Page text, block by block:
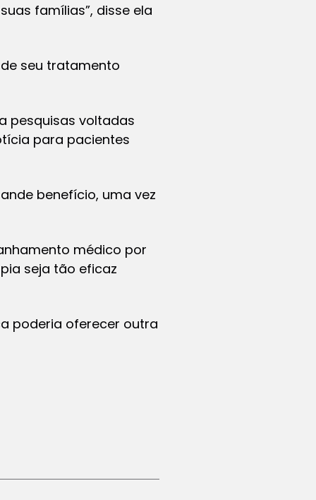
famílias”, disse ela
seu tratamento
pesquisas voltadas
para pacientes
benefício, uma vez
médico por
seja tão eficaz
poderia oferecer outra